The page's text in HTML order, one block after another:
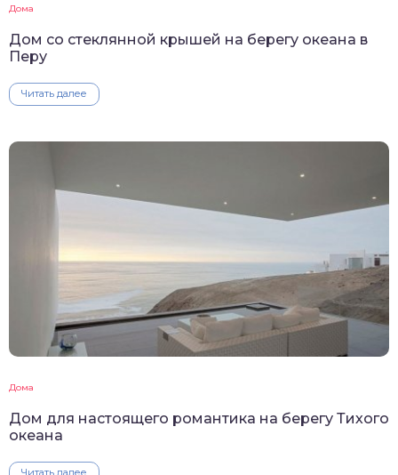
Дома
Дом со стеклянной крышей на берегу океана в
Перу
Читать далее
Дома
Дом для настоящего романтика на берегу Тихого
океана
Читать далее